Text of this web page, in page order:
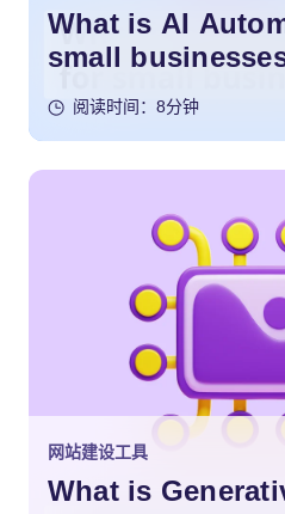
What is AI
small
阅读时间：8分钟
网站建设工具
What is